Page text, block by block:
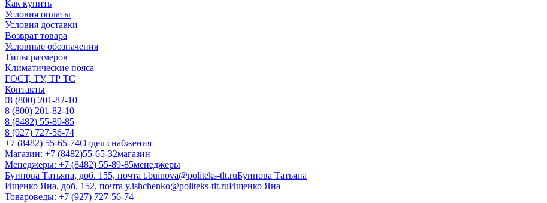
Как купить
Условия оплаты
Условия доставки
Возврат товара
Условные обозначения
Типы размеров
Климатические пояса
ГОСТ, ТУ, ТР ТС
Контакты
8 (800) 201-82-10
8 (800) 201-82-10
8 (8482) 55-89-85
8 (927) 727-56-74
+7 (8482) 55-65-74Отдел снабжения
Магазин: +7 (8482)55-65-32магазин
Менеджеры: +7 (8482) 55-89-85менеджеры
Буинова Татьяна, доб. 155, почта t.buinova@politeks-tlt.ruБуинова Татьяна
Ищенко Яна, доб. 152, почта y.ishchenko@politeks-tlt.ruИщенко Яна
Товароведы: +7 (927) 727-56-74